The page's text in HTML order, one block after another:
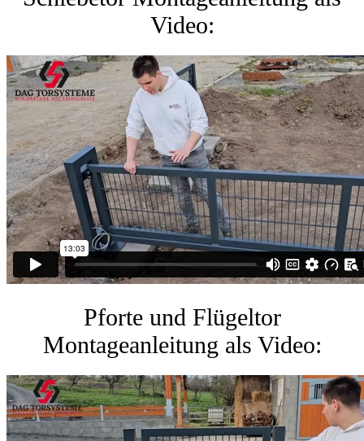
Video:
Pforte und Flügeltor
Montageanleitung als Video: